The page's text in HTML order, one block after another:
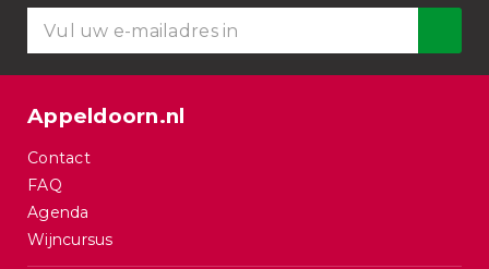
Appeldoorn.nl
Contact
FAQ
Agenda
Wijncursus